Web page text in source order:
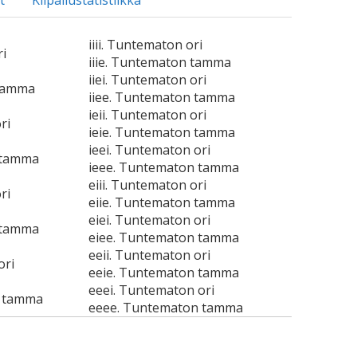
iiii. Tuntematon ori
iiie. Tuntematon tamma
iiei. Tuntematon ori
iiee. Tuntematon tamma
ieii. Tuntematon ori
ieie. Tuntematon tamma
ieei. Tuntematon ori
ieee. Tuntematon tamma
eiii. Tuntematon ori
eiie. Tuntematon tamma
eiei. Tuntematon ori
eiee. Tuntematon tamma
eeii. Tuntematon ori
eeie. Tuntematon tamma
eeei. Tuntematon ori
eeee. Tuntematon tamma